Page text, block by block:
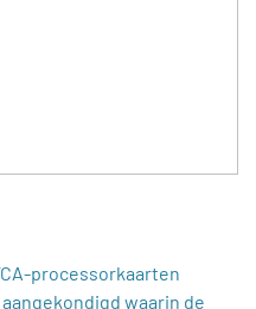
processorkaarten
waarin de